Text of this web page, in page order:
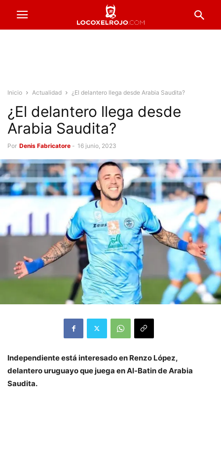
Inicio Actualidad ¿El delantero llega desde Arabia Saudita?
¿El delantero llega desde
Arabia Saudita?
Por Denis Fabricatore - 16 junio, 2023
Independiente está interesado en Renzo López,
delantero uruguayo que juega en Al-Batin de Arabia
Saudita.